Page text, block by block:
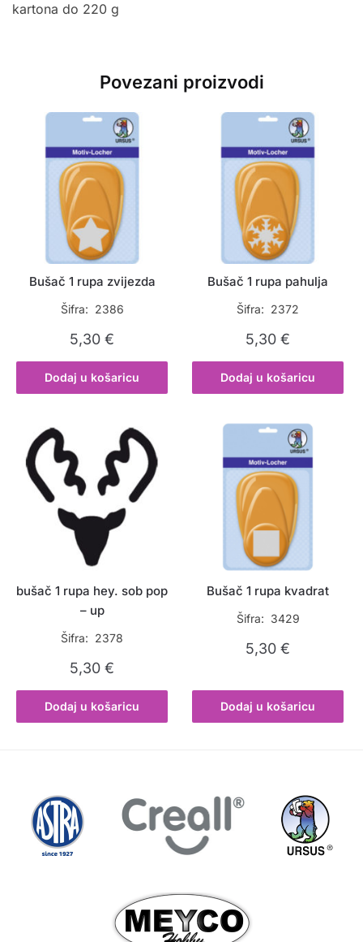
kartona do 220 g
Povezani proizvodi
Bušač 1 rupa zvijezda
Šifra: 2386
5,30€
Dodaj u košaricu
Bušač 1 rupa pahulja
Šifra: 2372
5,30€
Dodaj u košaricu
bušač 1 rupa hey. sob pop
– up
Šifra: 2378
5,30€
Dodaj u košaricu
Bušač 1 rupa kvadrat
Šifra: 3429
5,30€
Dodaj u košaricu